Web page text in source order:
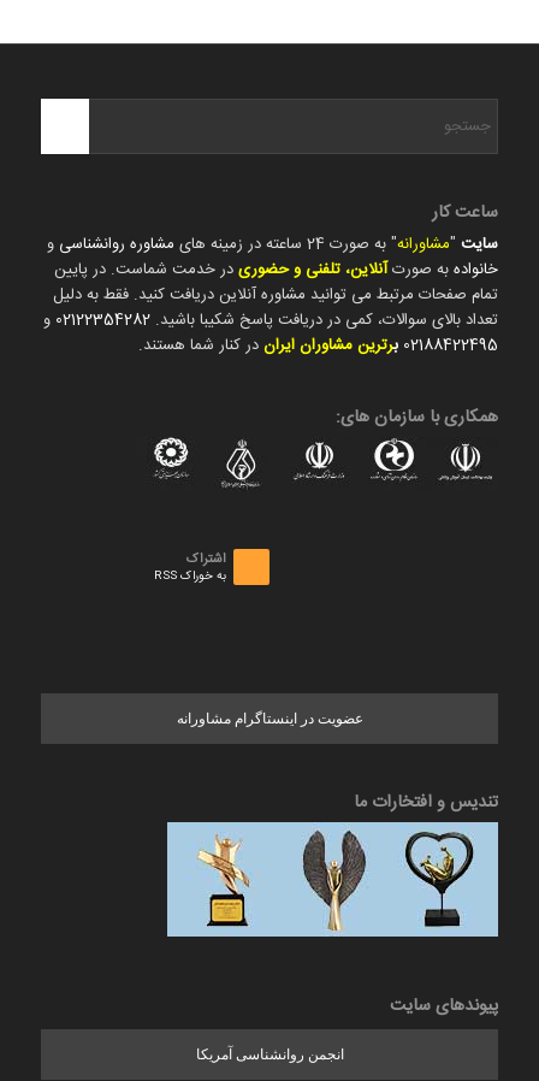
ساعت کار
سایت"مشاورانه" به صورت 24 ساعته در زمینه های مشاوره روانشناسی و
خانوادهبه صورتآنلاین، تلفنی و حضوریدر خدمت شماست. در پایین
تمام صفحات مرتبط می توانید مشاوره آنلاین دریافت کنید. فقط به دلیل
تعداد بالای سوالات، کمی در دریافت پاسخ شکیبا باشید. 02122354282 و
02188422495 برترین مشاوران ایراندر کنار شما هستند.
همکاری با سازمان های:
اشتراک
به خوراک RSS
عضویت در اینستاگرام مشاورانه
تندیس و افتخارات ما
پیوندهای سایت
انجمن روانشناسی آمریکا